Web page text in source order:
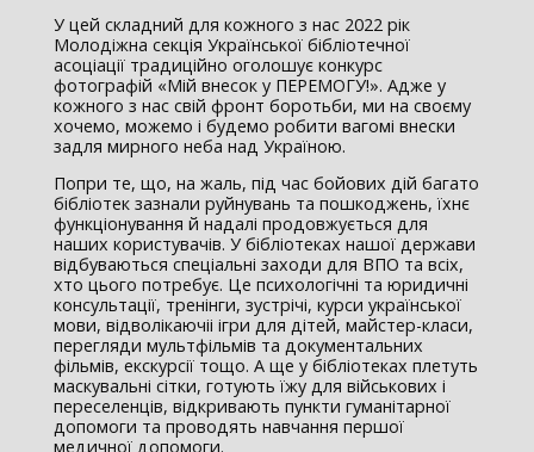
У цей складний для кожного з нас 2022 рік
Молодіжна секція Української бібліотечної
асоціації традиційно оголошує конкурс
фотографій «Мій внесок у ПЕРЕМОГУ!». Адже у
кожного з нас свій фронт боротьби, ми на своєму
хочемо, можемо і будемо робити вагомі внески
задля мирного неба над Україною.
Попри те, що, на жаль, під час бойових дій багато
бібліотек зазнали руйнувань та пошкоджень, їхнє
функціонування й надалі продовжується для
наших користувачів. У бібліотеках нашої держави
відбуваються спеціальні заходи для ВПО та всіх,
хто цього потребує. Це психологічні та юридичні
консультації, тренінги, зустрічі, курси української
мови, відволікаючіі ігри для дітей, майстер-класи,
перегляди мультфільмів та документальних
фільмів, екскурсії тощо. А ще у бібліотеках плетуть
маскувальні сітки, готують їжу для військових і
переселенців, відкривають пункти гуманітарної
допомоги та проводять навчання першої
медичної допомоги.